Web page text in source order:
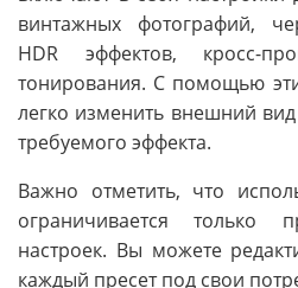
винтажных фотографий,
HDR эффектов, кросс-
тонирования. С помощью
легко изменить внешний
требуемого эффекта.
Важно отметить, что
ограничивается только
настроек. Вы можете
каждый пресет под свои